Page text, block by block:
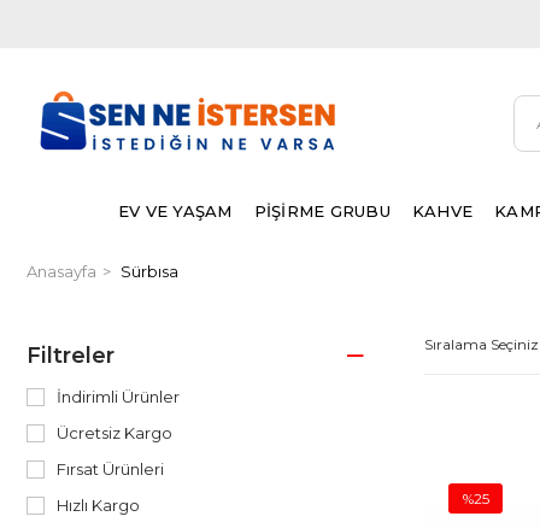
EV VE YAŞAM PİŞİRME GRUBU KAHVE
Anasayfa Sürbısa
Filtreler
İndirimli Ürünler
Ücretsiz Kargo
Fırsat Ürünleri
Hızlı Kargo
%25